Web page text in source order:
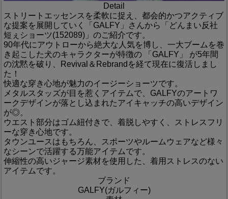
Detail
ストリートエッセンスを柔軟に捉え、都会的かつアクティブ
な提案を展開していく「GALFY」さんから「どんまい反社
短ぇショーツ(152089)」のご紹介です。
90年代にアウトローから絶大な人気を博し、一大ブームを巻
き起こした犬のキャラクターが特徴の 「GALFY」 が5年間
の沈黙を破り、Revival＆Rebrandを経て現在に復活しまし
た！
快適な穿き心地が魅力のイージーショーツです。
メタルスタッズが目を惹くアイテムで、GALFYのアートワ
ークデザインが落とし込まれたアイキャッチの高いデザイン
が◎。
ウエスト部分はゴム紐付きで、着脱しやすく、ストレスフリ
ーな穿き心地です。
タウンユースはもちろん、スポーツやルームウェアなど様々
なシーンで活躍する万能アイテムです。
伸縮性の高いジャージ素材を使用した、着用ストレスのない
アイテムです。
ブランド
GALFY(ガルフィー)